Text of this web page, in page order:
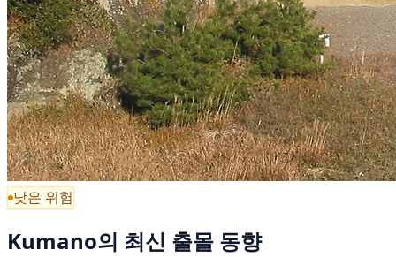
낮은 위험
Kumano의 최신 출몰 동향